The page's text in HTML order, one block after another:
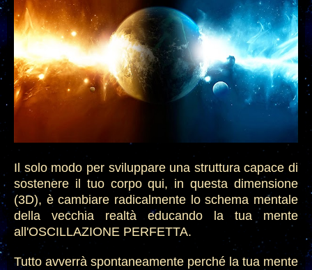
Il solo modo per sviluppare una struttura capace di
sostenere il tuo corpo qui, in questa dimensione
(3D), è cambiare radicalmente lo schema mentale
della vecchia realtà educando la tua mente
all'OSCILLAZIONE PERFETTA.
Tutto avverrà spontaneamente perché la tua mente